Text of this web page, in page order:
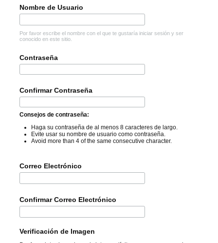
Nombre de Usuario
Por favor escribe el nombre con el que te gustaría iniciar sesión y ser
conocido en este sitio.
Contraseña
Confirmar Contraseña
Consejos de contraseña:
Haga su contraseña de al menos 8 caracteres de largo.
Evite usar su nombre de usuario como contraseña.
Avoid more than 4 of the same consecutive character.
Correo Electrónico
Confirmar Correo Electrónico
Verificación de Imagen